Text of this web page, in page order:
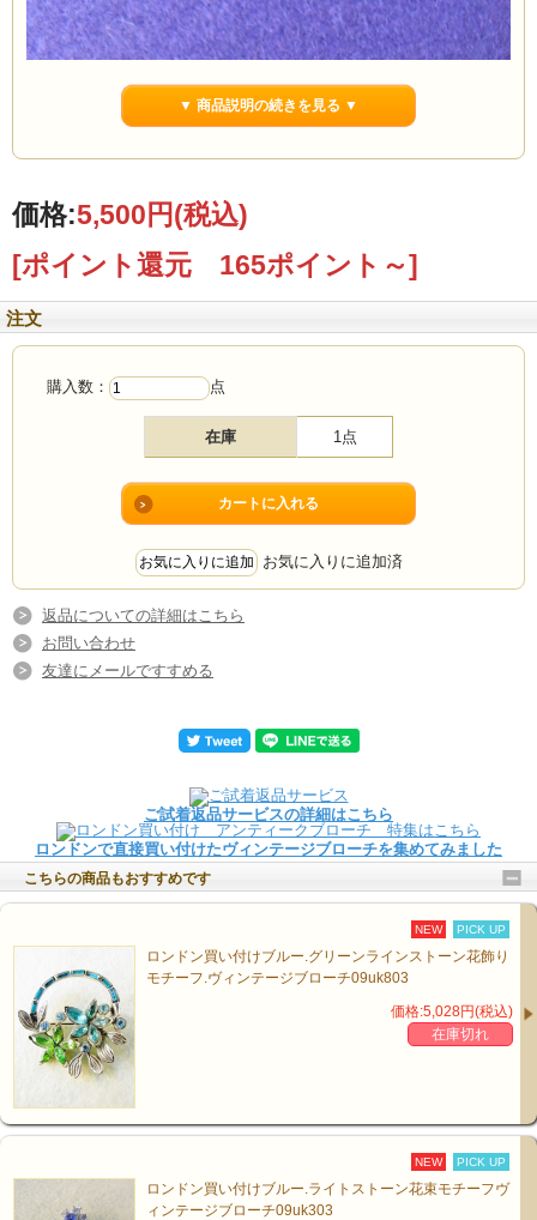
▼ 商品説明の続きを見る ▼
価格:5,500円(税込)
[ポイント還元 165ポイント～]
注文
購入数： 点
在庫 1点
お気に入りに追加済
返品についての詳細はこちら
お問い合わせ
友達にメールですすめる
ご試着返品サービスの詳細はこちら
ロンドンで直接買い付けたヴィンテージブローチを集めてみました
こちらの商品もおすすめです
NEW PICK UP
ロンドン買い付けブルー.グリーンラインストーン花飾り
モチーフ.ヴィンテージブローチ09uk803
価格:5,028円(税込)
在庫切れ
NEW PICK UP
ロンドン買い付けブルー.ライトストーン花束モチーフヴ
ィンテージブローチ09uk303